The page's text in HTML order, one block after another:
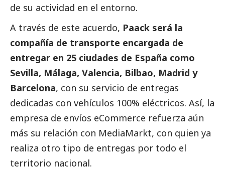
de su actividad en el entorno.
A través de este acuerdo, Paack será la
compañía de transporte encargada de
entregar en 25 ciudades de España como
Sevilla, Málaga, Valencia, Bilbao, Madrid y
Barcelona, con su servicio de entregas
dedicadas con vehículos 100% eléctricos. Así, la
empresa de envíos eCommerce refuerza aún
más su relación con MediaMarkt, con quien ya
realiza otro tipo de entregas por todo el
territorio nacional.